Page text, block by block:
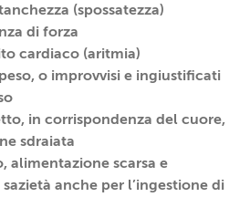
(spossatezza)
di forza
cardiaco (aritmia)
o improvvisi e ingiustificati
in corrispondenza del cuore,
sdraiata
alimentazione scarsa e
anche per l’ingestione di